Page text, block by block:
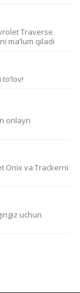
Traverse
ma’lum qiladi
onlayn
Onix va Trackerni
uchun